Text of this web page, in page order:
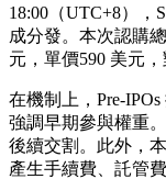
18:00（UTC+8），
成分發。本次認購
元，單價590 美元
在機制上，Pre-
強調早期參與權重
後續交割。此外，
產生手續費、託管